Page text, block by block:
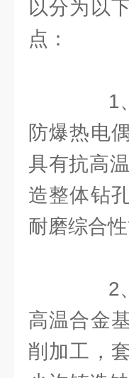
以分为以
点：
1、
防爆热电
具有抗高
造整体钻
耐磨综合
2、
高温合金
削加工，